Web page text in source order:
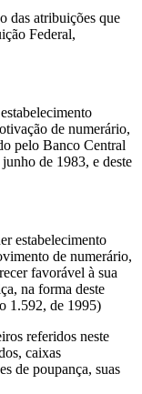
atribuições que
Federal,
de numerário,
pelo Banco Central
de 1983, e deste
estabelecimento
de numerário,
favorável à sua
na forma deste
1.592, de 1995)
referidos neste
caixas
de poupança, suas